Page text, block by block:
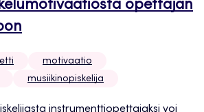
opettajan
motivaatio
musiikinopiskelija
instrumenttiopettajaksi voi